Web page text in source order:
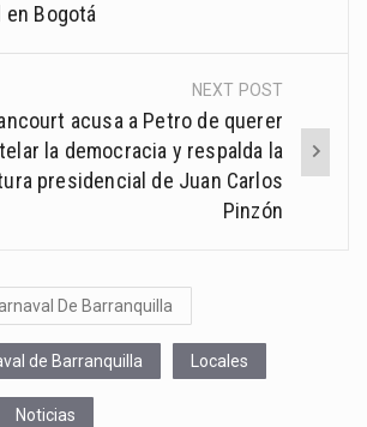
en Bogotá
NEXT POST
acusa a Petro de querer
la democracia y respalda la
presidencial de Juan Carlos
Pinzón
De Barranquilla
de Barranquilla Locales
Noticias